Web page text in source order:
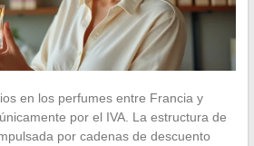
en los perfumes entre Francia y
por el IVA. La estructura de
por cadenas de descuento